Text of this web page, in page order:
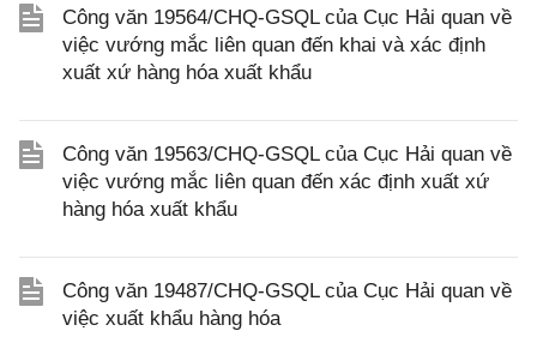
Công văn 19564/CHQ-GSQL của Cục Hải quan về
việc vướng mắc liên quan đến khai và xác định
xuất xứ hàng hóa xuất khẩu
Công văn 19563/CHQ-GSQL của Cục Hải quan về
việc vướng mắc liên quan đến xác định xuất xứ
hàng hóa xuất khẩu
Công văn 19487/CHQ-GSQL của Cục Hải quan về
việc xuất khẩu hàng hóa